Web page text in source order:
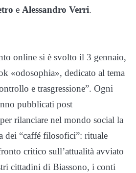
e Alessandro Verri.
online si è svolto il 3 gennaio,
«odosophia», dedicato al tema
e trasgressione”. Ogni
pubblicati post
rilanciare nel mondo social la
dei “caffé filosofici”: rituale
critico sull’attualità avviato
cittadini di Biassono, i conti